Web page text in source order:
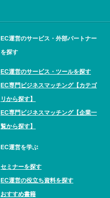
EC運営のサービス・外部パートナー
を探す
EC運営のサービス・ツールを探す
EC専門ビジネスマッチング【カテゴ
リから探す】
EC専門ビジネスマッチング【企業一
覧から探す】
EC運営を学ぶ
セミナーを探す
EC運営の役立ち資料を探す
おすすめ書籍